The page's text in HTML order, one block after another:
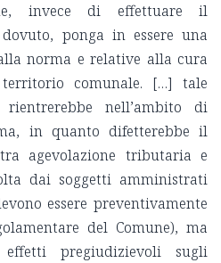
invece di effettuare il
ponga in essere una
norma e relative alla cura
comunale. […] tale
nell’ambito di
in quanto difetterebbe il
agevolazione tributaria e
dai soggetti amministrati
essere preventivamente
del Comune), ma
effetti pregiudizievoli sugli